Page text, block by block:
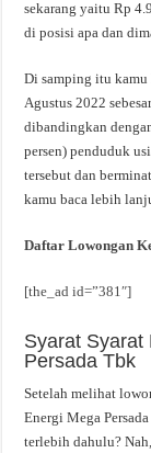
sekarang yaitu Rp
di posisi apa dan
Di samping itu kamu
Agustus 2022
dibandingkan
persen) penduduk
tersebut dan
kamu baca lebih
Daftar Lowongan
[the_ad id=”381″]
Syarat Syarat
Persada Tbk
Setelah melihat
Energi Mega
terlebih dahulu?